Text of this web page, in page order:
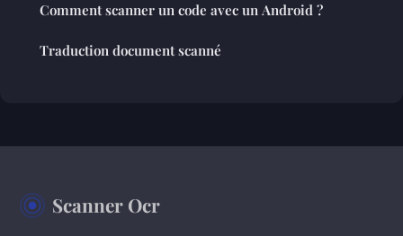
Comment scanner un code avec un Android ?
Traduction document scanné
Scanner Ocr